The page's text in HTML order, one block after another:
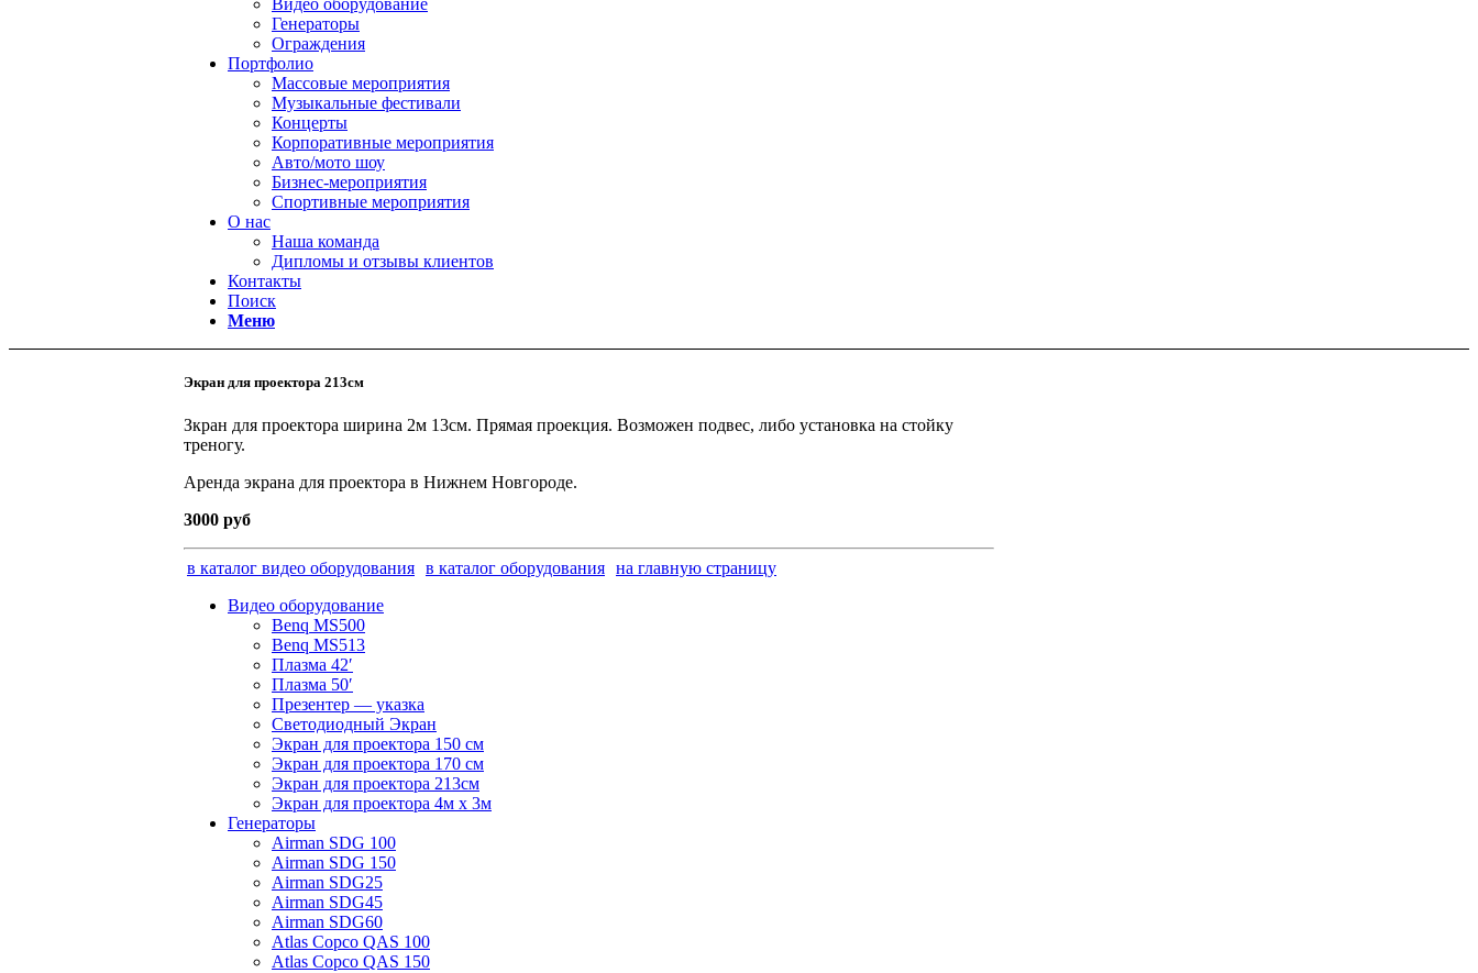
Видео оборудование
Генераторы
Ограждения
Портфолио
Массовые мероприятия
Музыкальные фестивали
Концерты
Корпоративные мероприятия
Авто/мото шоу
Бизнес-мероприятия
Спортивные мероприятия
О нас
Наша команда
Дипломы и отзывы клиентов
Контакты
Поиск
Меню
Экран для проектора 213см
Зкран для проектора ширина 2м 13см. Прямая проекция. Возможен подвес, либо установка на стойку
треногу.
Аренда экрана для проектора в Нижнем Новгороде.
3000 руб
в каталог видео оборудования в каталог оборудования на главную страницу
Видео оборудование
Benq MS500
Benq MS513
Плазма 42′
Плазма 50′
Презентер — указка
Светодиодный Экран
Экран для проектора 150 см
Экран для проектора 170 см
Экран для проектора 213см
Экран для проектора 4м х 3м
Генераторы
Airman SDG 100
Airman SDG 150
Airman SDG25
Airman SDG45
Airman SDG60
Atlas Copco QAS 100
Atlas Copco QAS 150